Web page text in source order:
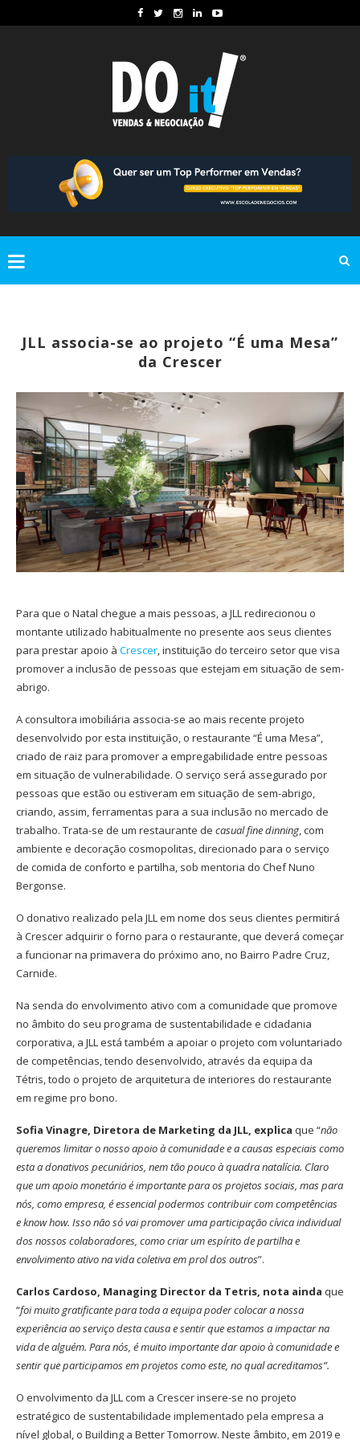
JLL associa-se ao projeto “É uma Mesa”
da Crescer
Para que o Natal chegue a mais pessoas, a JLL redirecionou o
montante utilizado habitualmente no presente aos seus clientes
para prestar apoio à Crescer, instituição do terceiro setor que visa
promover a inclusão de pessoas que estejam em situação de sem-
abrigo.
A consultora imobiliária associa-se ao mais recente projeto
desenvolvido por esta instituição, o restaurante “É uma Mesa”,
criado de raiz para promover a empregabilidade entre pessoas
em situação de vulnerabilidade. O serviço será assegurado por
pessoas que estão ou estiveram em situação de sem-abrigo,
criando, assim, ferramentas para a sua inclusão no mercado de
trabalho. Trata-se de um restaurante de casual fine dinning, com
ambiente e decoração cosmopolitas, direcionado para o serviço
de comida de conforto e partilha, sob mentoria do Chef Nuno
Bergonse.
O donativo realizado pela JLL em nome dos seus clientes permitirá
à Crescer adquirir o forno para o restaurante, que deverá começar
a funcionar na primavera do próximo ano, no Bairro Padre Cruz,
Carnide.
Na senda do envolvimento ativo com a comunidade que promove
no âmbito do seu programa de sustentabilidade e cidadania
corporativa, a JLL está também a apoiar o projeto com voluntariado
de competências, tendo desenvolvido, através da equipa da
Tétris, todo o projeto de arquitetura de interiores do restaurante
em regime pro bono.
Sofia Vinagre, Diretora de Marketing da JLL, explica que “não
queremos limitar o nosso apoio à comunidade e a causas especiais como
esta a donativos pecuniários, nem tão pouco à quadra natalícia. Claro
que um apoio monetário é importante para os projetos sociais, mas para
nós, como empresa, é essencial podermos contribuir com competências
e know how. Isso não só vai promover uma participação cívica individual
dos nossos colaboradores, como criar um espírito de partilha e
envolvimento ativo na vida coletiva em prol dos outros”.
Carlos Cardoso, Managing Director da Tetris, nota ainda que
“foi muito gratificante para toda a equipa poder colocar a nossa
experiência ao serviço desta causa e sentir que estamos a impactar na
vida de alguém. Para nós, é muito importante dar apoio à comunidade e
sentir que participamos em projetos como este, no qual acreditamos”.
O envolvimento da JLL com a Crescer insere-se no projeto
estratégico de sustentabilidade implementado pela empresa a
nível global, o Building a Better Tomorrow. Neste âmbito, em 2019 e